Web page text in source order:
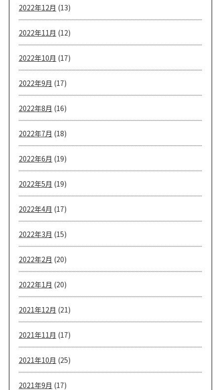
2022年12月 (13)
2022年11月 (12)
2022年10月 (17)
2022年9月 (17)
2022年8月 (16)
2022年7月 (18)
2022年6月 (19)
2022年5月 (19)
2022年4月 (17)
2022年3月 (15)
2022年2月 (20)
2022年1月 (20)
2021年12月 (21)
2021年11月 (17)
2021年10月 (25)
2021年9月 (17)